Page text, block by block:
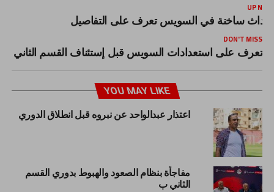
UP
ساخنة في السويس تعرف على التفاصيل
DON'T MISS
تعرف على استعدادات السويس قبل إستئناف القسم الثاني
YOU MAY LIKE
اعتذار عبدالواحد عن نبروه قبل انطلاق الدوري
مفاجأة بنظام الصعود والهبوط بدوري القسم
الثاني ب